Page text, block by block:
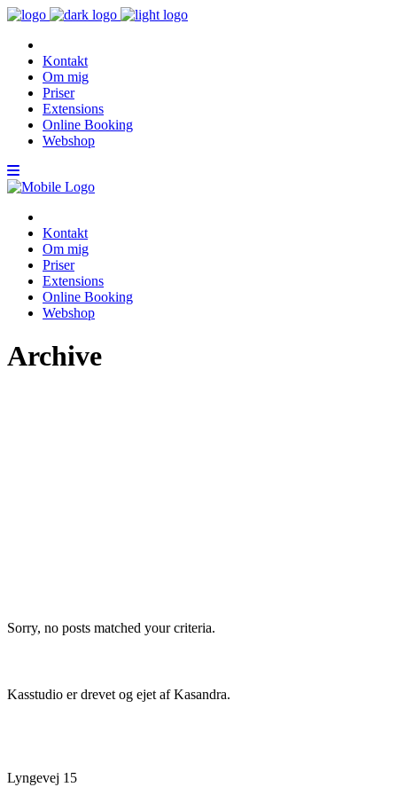
Kontakt
Om mig
Priser
Extensions
Online Booking
Webshop
Kontakt
Om mig
Priser
Extensions
Online Booking
Webshop
Archive
Sorry, no posts matched your criteria.
Kasstudio er drevet og ejet af Kasandra.
Lyngevej 15